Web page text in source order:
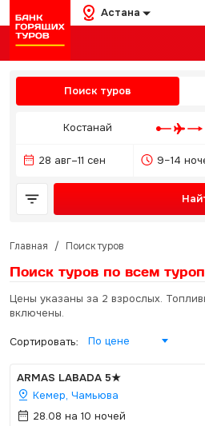
Астана
Поиск туров
Костанай
28 авг–11 сен 9–14
Главная / Поиск туров
Поиск туров по всем
Цены указаны за 2 взрослых.
включены.
Сортировать: По цене
ARMAS LABADA 5★
Кемер, Чамьюва
28.08 на 10 ночей